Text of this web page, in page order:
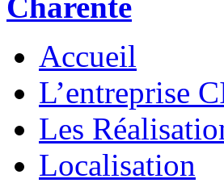
Accueil
L’entreprise
Les
Localisation